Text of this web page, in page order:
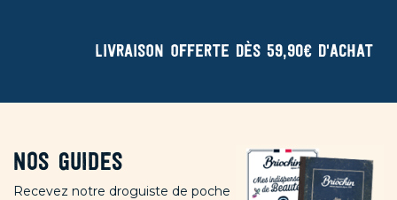
Livraison offerte dès 59,90€ d'achat
Nos guides
Recevez notre droguiste de poche